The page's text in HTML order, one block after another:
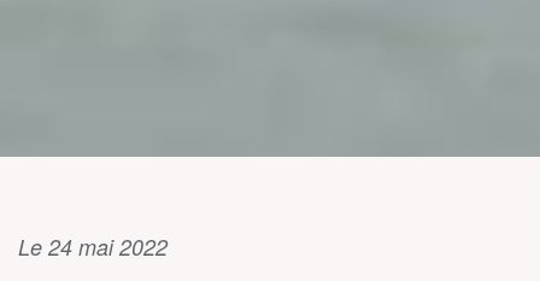
Le 24 mai 2022